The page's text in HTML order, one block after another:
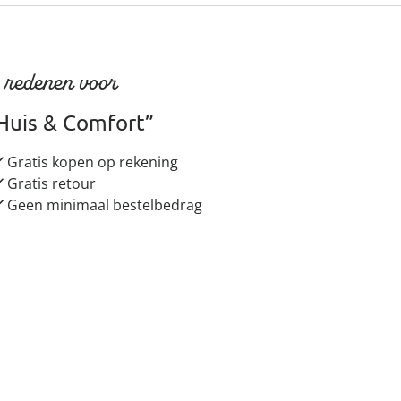
voor
& Comfort”
Gratis kopen op rekening
Gratis retour
Geen minimaal bestelbedrag